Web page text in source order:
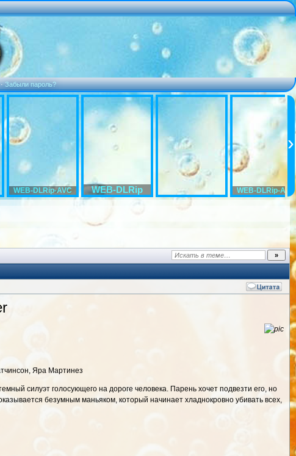
·Забыли пароль?
WEB-DLRip-AVC WEB-DLRip WEB-DLRip-AVC
Яра Мартинез
силуэт голосующего на дороге человека. Парень хочет подвезти его, но
безумным маньяком, который начинает хладнокровно убивать всех,